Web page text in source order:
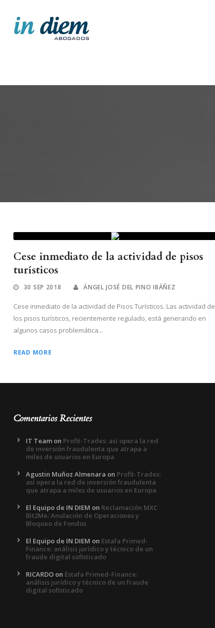
Cese inmediato de la actividad de pisos
turísticos
30 SEP 2018 ÁNGEL JOSÉ DEL PINO IBÁÑEZ
Cese inmediato de la actividad de Pisos Turísticos. Las actividad de
los pisos turísticos, recientemente regulado, está generando en
algunos casos problemática...
READ MORE
Comentarios Recientes
IT Team on Profit-Trades: así opera la red
de inversión fraudulenta que atrapa a
miles de usuarios en Europa
Agustin Muñoz Almenara on Profit-Trades:
así opera la red de inversión fraudulenta
que atrapa a miles de usuarios en Europa
El Equipo de IN DIEM on Reclamación MXC
Bit2Me: Anulación de Operaciones y
Bloqueo de Fondos
El Equipo de IN DIEM on Estafa Primed-
Finance: análisis jurídico y técnico de un
fraude digital sofisticado
RICARDO on Estafa Primed-Finance:
análisis jurídico y técnico de un fraude
digital sofisticado